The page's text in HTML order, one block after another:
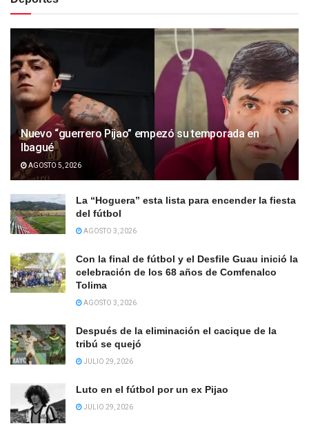
Nuevo “guerrero Pijao” empezó su temporada en
Ibagué
AGOSTO 5, 2026
La “Hoguera” esta lista para encender la fiesta
del fútbol
AGOSTO 3, 2026
Con la final de fútbol y el Desfile Guau inició la
celebración de los 68 años de Comfenalco
Tolima
AGOSTO 3, 2026
Después de la eliminación el cacique de la
tribú se quejó
JULIO 29, 2026
Luto en el fútbol por un ex Pijao
JULIO 29, 2026